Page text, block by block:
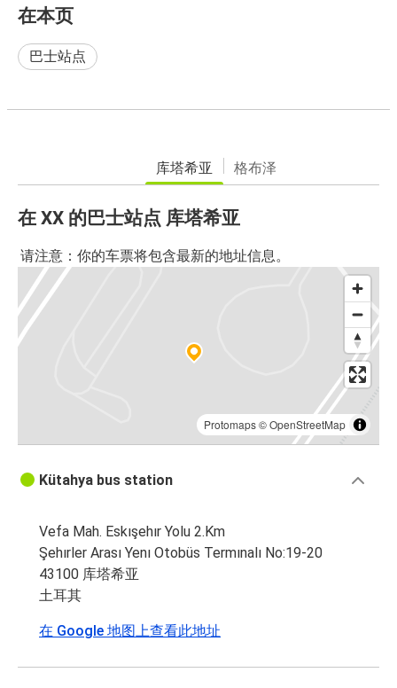
在本页
巴士站点
库塔希亚 格布泽
在 XX 的巴士站点 库塔希亚
请注意：你的车票将包含最新的地址信息。
Protomaps©OpenStreetMap
Kütahya bus station
Vefa Mah. Eskışehır Yolu 2.Km
Şehırler Arası Yenı Otobüs Termınalı No:19-20
43100 库塔希亚
土耳其
在 Google 地图上查看此地址